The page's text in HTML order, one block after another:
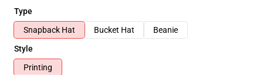
Type
Snapback Hat
Bucket Hat
Beanie
Style
Printing